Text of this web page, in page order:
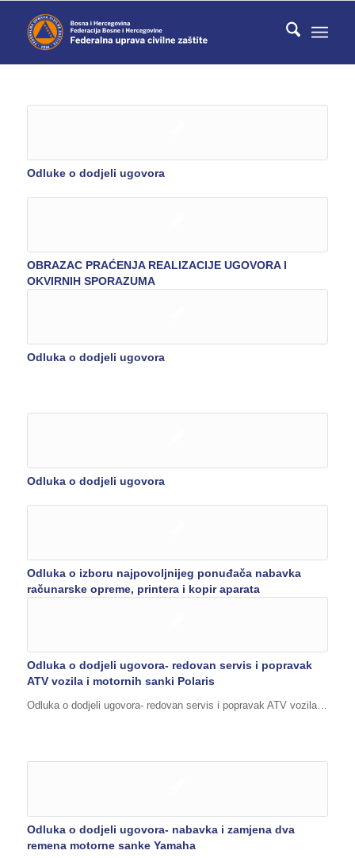
Odluke o dodjeli ugovora
OBRAZAC PRAĆENJA REALIZACIJE UGOVORA I
OKVIRNIH SPORAZUMA
Odluka o dodjeli ugovora
Odluka o dodjeli ugovora
Odluka o izboru najpovoljnijeg ponuđača nabavka
računarske opreme, printera i kopir aparata
Odluka o dodjeli ugovora- redovan servis i popravak
ATV vozila i motornih sanki Polaris
Odluka o dodjeli ugovora- redovan servis i popravak ATV vozila…
Odluka o dodjeli ugovora- nabavka i zamjena dva
remena motorne sanke Yamaha